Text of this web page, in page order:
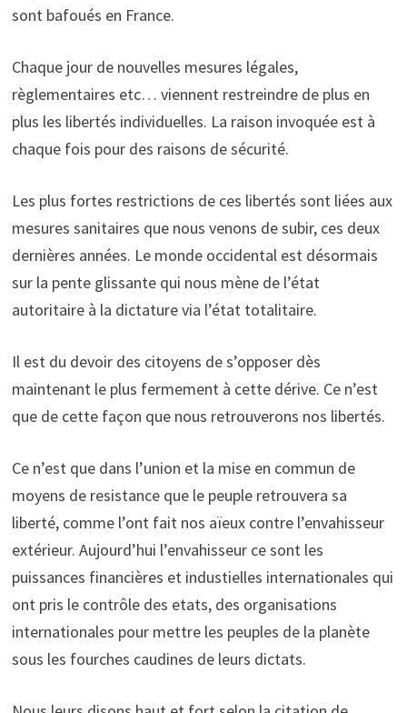
sont bafoués en France.
Chaque jour de nouvelles mesures légales,
règlementaires etc… viennent restreindre de plus en
plus les libertés individuelles. La raison invoquée est à
chaque fois pour des raisons de sécurité.
Les plus fortes restrictions de ces libertés sont liées aux
mesures sanitaires que nous venons de subir, ces deux
dernières années. Le monde occidental est désormais
sur la pente glissante qui nous mène de l’état
autoritaire à la dictature via l’état totalitaire.
Il est du devoir des citoyens de s’opposer dès
maintenant le plus fermement à cette dérive. Ce n’est
que de cette façon que nous retrouverons nos libertés.
Ce n’est que dans l’union et la mise en commun de
moyens de resistance que le peuple retrouvera sa
liberté, comme l’ont fait nos aïeux contre l’envahisseur
extérieur. Aujourd’hui l’envahisseur ce sont les
puissances financières et industielles internationales qui
ont pris le contrôle des etats, des organisations
internationales pour mettre les peuples de la planète
sous les fourches caudines de leurs dictats.